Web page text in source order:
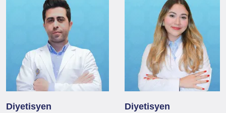
Diyetisyen
Diyetisyen